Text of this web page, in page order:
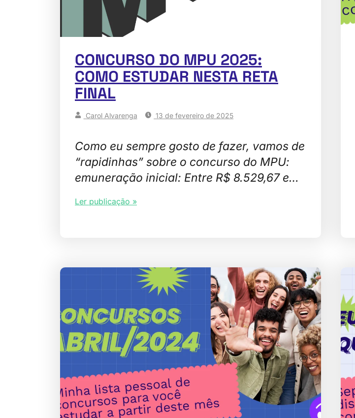
CONCURSO DO MPU 2025:
COMO ESTUDAR NESTA RETA
FINAL
Carol Alvarenga 13 de fevereiro de 2025
Como eu sempre gosto de fazer, vamos de
“rapidinhas” sobre o concurso do MPU:
emuneração inicial: Entre R$ 8.529,67 e…
Ler publicação »